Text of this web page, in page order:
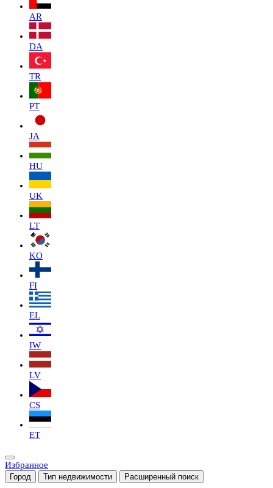
AR
DA
TR
PT
JA
HU
UK
LT
KO
FI
EL
IW
LV
CS
ET
Избранное
Город Тип недвижимости Расширенный поиск